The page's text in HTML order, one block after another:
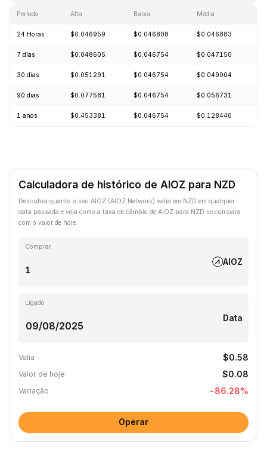
Período Alta Baixa Média
24 Horas $0.046959 $0.046808 $0.046883
7 dias $0.048605 $0.046754 $0.047150
30 dias $0.051291 $0.046754 $0.049004
90 dias $0.077581 $0.046754 $0.056731
1 anos $0.453381 $0.046754 $0.128440
Calculadora de histórico de AIOZ para NZD
Descubra quanto o seu AIOZ (AIOZ Network) valia em NZD em qualquer
data passada e veja como a taxa de câmbio de AIOZ para NZD se compara
com o valor de hoje.
Comprar
AIOZ
Ligado
Data
Valia $0.58
Valor de hoje $0.08
Variação -86.28%
Operar